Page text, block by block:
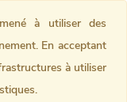
à utiliser des
En acceptant
à utiliser